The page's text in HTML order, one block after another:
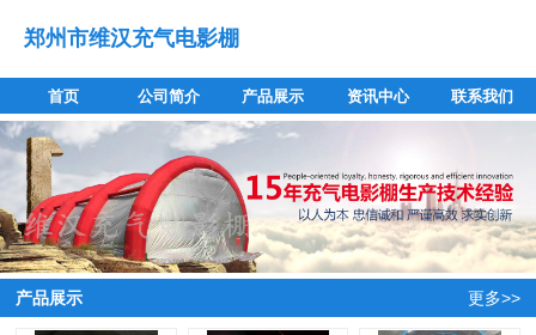
郑州市维汉充气电影棚
首页 公司简介 产品展示 资讯中心 联系我们
产品展示 更多>>